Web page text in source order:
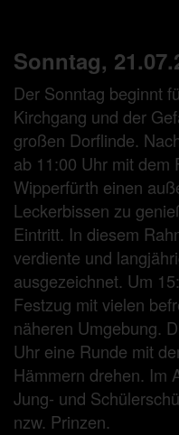
Sonntag,
Der Sonntag beginnt
Kirchgang und der
großen Dorflinde.
ab 11:00 Uhr mit dem
Wipperfürth einen
Leckerbissen zu
Eintritt. In diesem
verdiente und
ausgezeichnet. Um
Festzug mit vielen
näheren Umgebung.
Uhr eine Runde mit
Hämmern drehen. Im
Jung- und
nzw. Prinzen.